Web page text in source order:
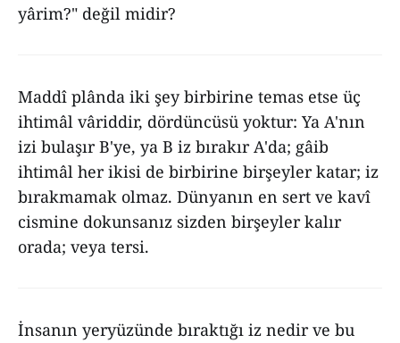
yârim?" değil midir?
Maddî plânda iki şey birbirine temas etse üç
ihtimâl vâriddir, dördüncüsü yoktur: Ya A'nın
izi bulaşır B'ye, ya B iz bırakır A'da; gâib
ihtimâl her ikisi de birbirine birşeyler katar; iz
bırakmamak olmaz. Dünyanın en sert ve kavî
cismine dokunsanız sizden birşeyler kalır
orada; veya tersi.
İnsanın yeryüzünde bıraktığı iz nedir ve bu